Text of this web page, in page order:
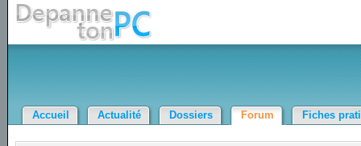
Accueil Actualité Dossiers Forum Fiches